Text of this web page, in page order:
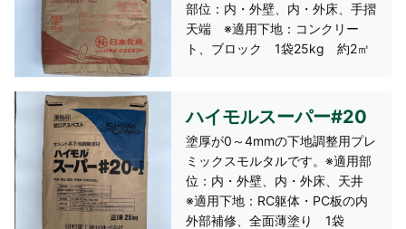
部位：内・外壁、内・外床、手摺
天端 ※適用下地：コンクリー
ト、ブロック 1袋25kg 約2㎡
ハイモルスーパー#20
塗厚が0～4mmの下地調整用プレ
ミックスモルタルです。※適用部
位：内・外壁、内・外床、天井
※適用下地：RC躯体・PC板の内
外部補修、全面薄塗り 1袋